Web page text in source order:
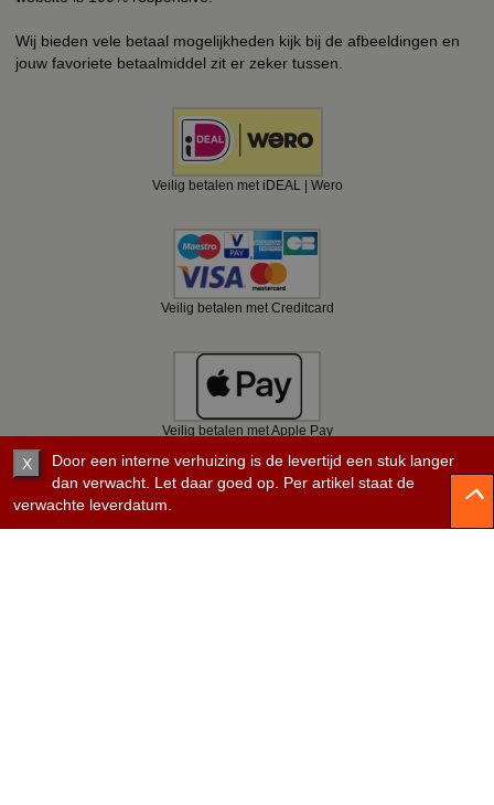
Wij bieden vele betaal mogelijkheden kijk bij de afbeeldingen en
jouw favoriete betaalmiddel zit er zeker tussen.
Veilig betalen met iDEAL | Wero
Veilig betalen met Creditcard
Veilig betalen met Apple Pay
X
Door een interne verhuizing is de levertijd een stuk langer
dan verwacht. Let daar goed op. Per artikel staat de
verwachte leverdatum.